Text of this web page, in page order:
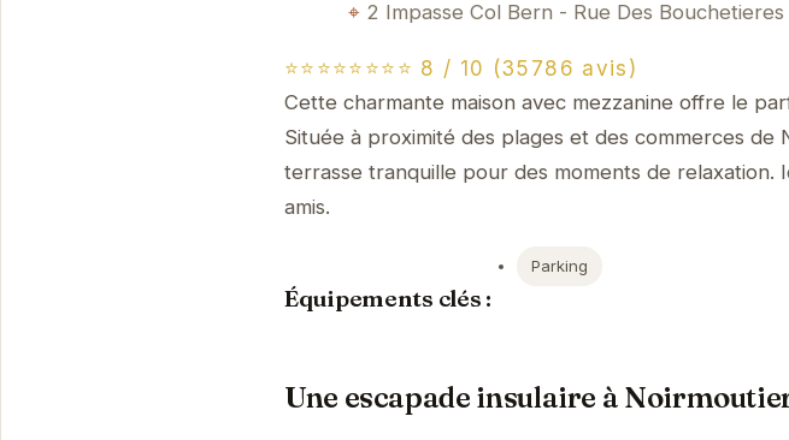
2 Impasse Col Bern - Rue Des
⭐⭐⭐⭐⭐⭐⭐⭐ 8 / 10 (35786 avis)
Cette charmante maison avec mezzanine offre le
Située à proximité des plages et des commerces
terrasse tranquille pour des moments de relaxation.
amis.
Équipements clés :
Parking
Une escapade insulaire à